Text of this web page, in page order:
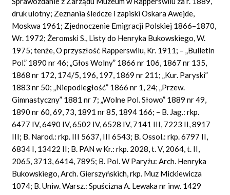
druk ulotny; Zeznania śledcze i zapiski Oskara Awejde,
Moskwa 1961; Zjednoczenie Emigracji Polskiej 1866–1870,
Wr. 1972; Żeromski S., Listy do Henryka Bukowskiego, W.
1975; tenże, O przyszłość Rapperswilu, Kr. 1911; – „Bulletin
Pol.” 1890 nr 46; „Głos Wolny” 1866 nr 106, 1867 nr 135,
1868 nr 172, 174/5, 196, 197, 1869 nr 211; „Kur. Paryski”
1883 nr 50; „Niepodległość” 1866 nr 1, 24; „Przew.
Gimnastyczny” 1881 nr 7; „Wolne Pol. Słowo” 1889 nr 49,
1890 nr 60, 69, 73, 1891 nr 85, 1894 166; – B. Jag.: rkp.
6477 IV, 6490 IV, 6502 IV, 6528 IV, 7141 III, 7223 II, 8917
III; B. Narod.: rkp. III 5637, III 6543; B. Ossol.: rkp. 6797 II,
6834 I, 13422 II; B. PAN w Kr.: rkp. 2028, t. V, 2064, t. II,
2065, 3713, 6414, 7895; B. Pol. W Paryżu: Arch. Henryka
Bukowskiego, Arch. Gierszyńskich, rkp. Muz Mickiewicza
1074; B. Uniw. Warsz.: Spuścizna A. Lewaka nr inw. 1429